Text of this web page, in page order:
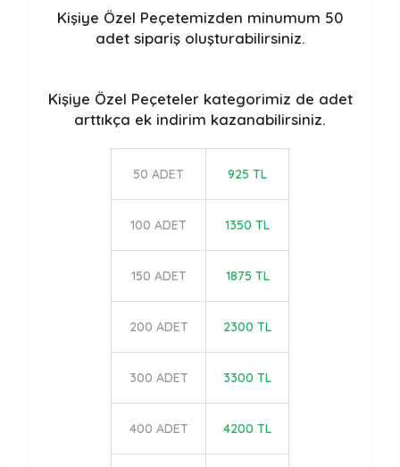
Kişiye Özel Peçetemizden minumum 50
adet sipariş oluşturabilirsiniz.
Kişiye Özel Peçetelerkategorimiz de adet
arttıkça ek indirim kazanabilirsiniz.
50 ADET 925 TL
100 ADET 1350 TL
150 ADET 1875 TL
200 ADET 2300 TL
300 ADET 3300 TL
400 ADET 4200 TL